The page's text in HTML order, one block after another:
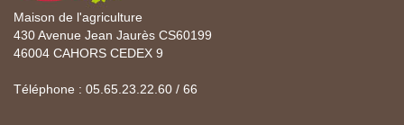
Maison de l'agriculture
430 Avenue Jean Jaurès CS60199
46004 CAHORS CEDEX 9
Téléphone : 05.65.23.22.60 / 66